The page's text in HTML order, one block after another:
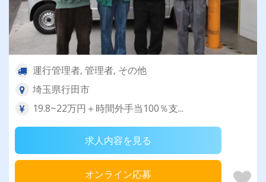
運行管理者, 管理者, その他
埼玉県行田市
19.8~22万円＋時間外手当100％支...
求人内容を見る
オンライン応募